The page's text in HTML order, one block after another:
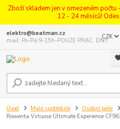
Zboží skladem jen v omezeném počtu
12 - 24 měsíců!
CZK
elektro@beatman.cz
mail: Po-Pá:9-15h-POUZE PRAC. DNY
Úvod Malé spotřebiče Osobní péče
Rowenta Virtuose Ultimate Experience